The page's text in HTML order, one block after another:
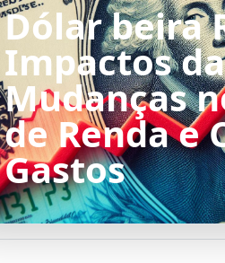
Dólar beira
Impactos
Mudanças
de Renda e
Gastos